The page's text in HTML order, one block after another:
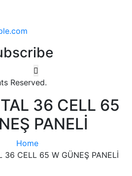
Reserved.
36 CELL 65
PANELİ
Home
36 CELL 65 W GÜNEŞ PANELİ